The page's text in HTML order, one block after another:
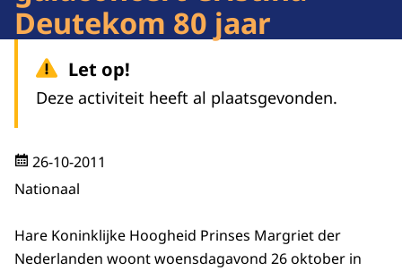
Deutekom 80 jaar
Let op!
Deze activiteit heeft al plaatsgevonden.
26-10-2011
Nationaal
Hare Koninklijke Hoogheid Prinses Margriet der
Nederlanden woont woensdagavond 26 oktober in